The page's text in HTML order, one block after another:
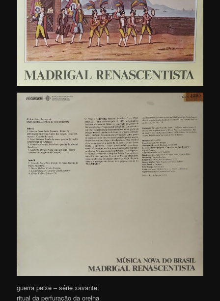
guerra peixe – série xavante:
ritual da perfuração da orelha